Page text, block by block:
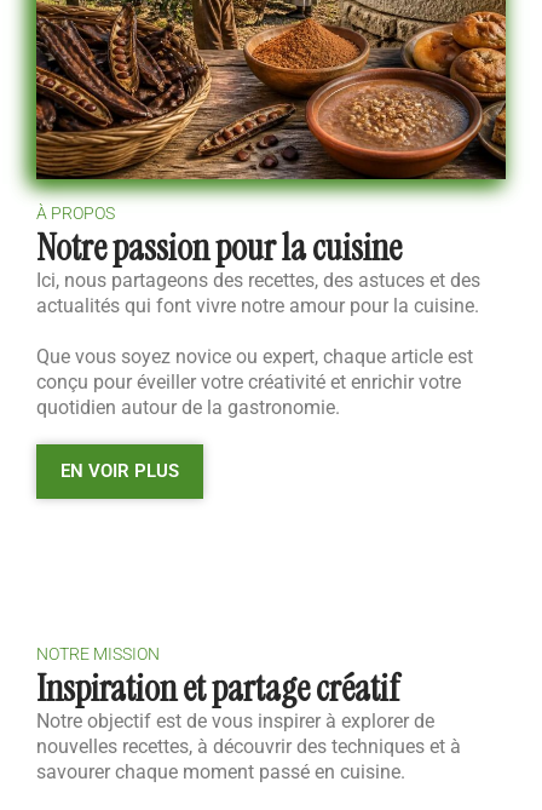
À PROPOS
Notre passion pour la cuisine
Ici, nous partageons des recettes, des astuces et des
actualités qui font vivre notre amour pour la cuisine.
Que vous soyez novice ou expert, chaque article est
conçu pour éveiller votre créativité et enrichir votre
quotidien autour de la gastronomie.
EN VOIR PLUS
NOTRE MISSION
Inspiration et partage créatif
Notre objectif est de vous inspirer à explorer de
nouvelles recettes, à découvrir des techniques et à
savourer chaque moment passé en cuisine.